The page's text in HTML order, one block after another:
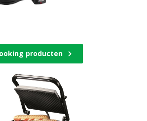
producten